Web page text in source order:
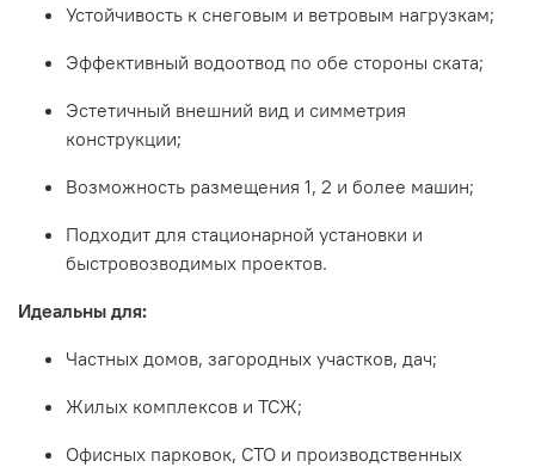
Устойчивость к снеговым и ветровым нагрузкам;
Эффективный водоотвод по обе стороны ската;
Эстетичный внешний вид и симметрия
конструкции;
Возможность размещения 1, 2 и более машин;
Подходит для стационарной установки и
быстровозводимых проектов.
Идеальны для:
Частных домов, загородных участков, дач;
Жилых комплексов и ТСЖ;
Офисных парковок, СТО и производственных